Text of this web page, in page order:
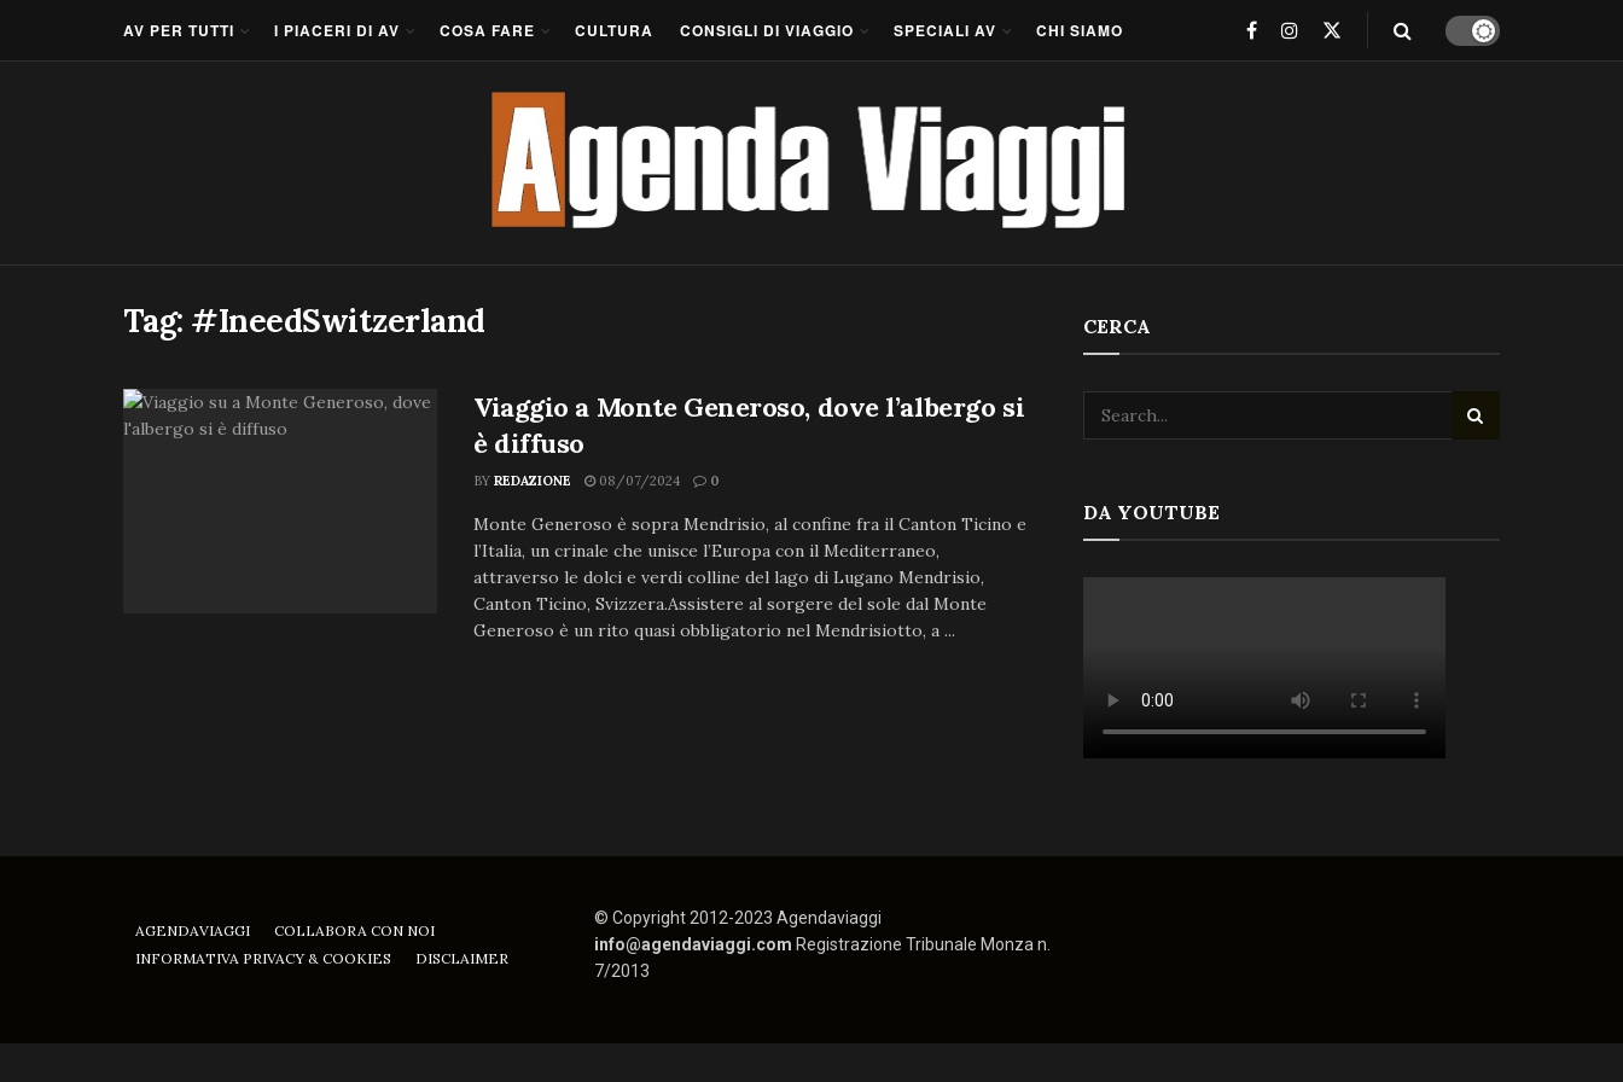
AV PER TUTTI I PIACERI DI AV COSA FARE CULTURA CONSIGLI DI VIAGGIO SPECIALI AV CHI SIAMO
Tag: #IneedSwitzerland
Viaggio a Monte Generoso, dove l’albergo si
è diffuso
BY REDAZIONE 08/07/2024 0
Monte Generoso è sopra Mendrisio, al confine fra il Canton Ticino e
l’Italia, un crinale che unisce l’Europa con il Mediterraneo,
attraverso le dolci e verdi colline del lago di Lugano Mendrisio,
Canton Ticino, Svizzera.Assistere al sorgere del sole dal Monte
Generoso è un rito quasi obbligatorio nel Mendrisiotto, a ...
CERCA
DA YOUTUBE
AGENDAVIAGGI
COLLABORA CON NOI
INFORMATIVA PRIVACY & COOKIES
DISCLAIMER
© Copyright 2012-2023 Agendaviaggi
info@agendaviaggi.com Registrazione Tribunale Monza n.
7/2013